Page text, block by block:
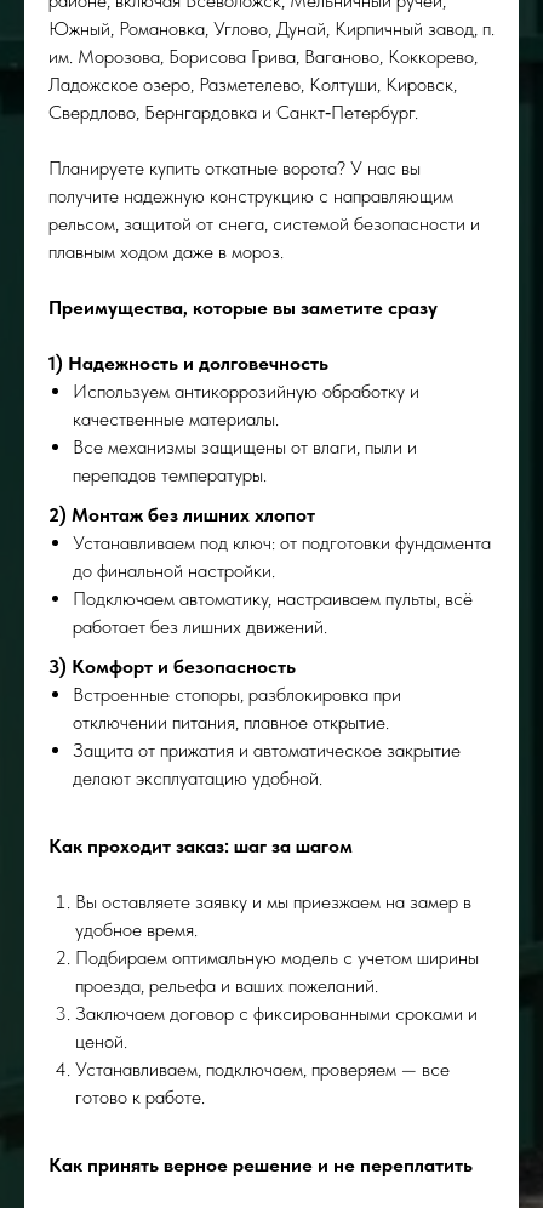
Южный, Романовка, Углово, Дунай, Кирпичный завод, п.
им. Морозова, Борисова Грива, Ваганово, Коккорево,
Ладожское озеро, Разметелево, Колтуши, Кировск,
Свердлово, Бернгардовка и Санкт‑Петербург.
Планируете купить откатные ворота? У нас вы
получите надежную конструкцию с направляющим
рельсом, защитой от снега, системой безопасности и
плавным ходом даже в мороз.
Преимущества, которые вы заметите сразу
1) Надежность и долговечность
Используем антикоррозийную обработку и
качественные материалы.
Все механизмы защищены от влаги, пыли и
перепадов температуры.
2) Монтаж без лишних хлопот
Устанавливаем под ключ: от подготовки фундамента
до финальной настройки.
Подключаем автоматику, настраиваем пульты, всё
работает без лишних движений.
3) Комфорт и безопасность
Встроенные стопоры, разблокировка при
отключении питания, плавное открытие.
Защита от прижатия и автоматическое закрытие
делают эксплуатацию удобной.
Как проходит заказ: шаг за шагом
Вы оставляете заявку и мы приезжаем на замер в
удобное время.
Подбираем оптимальную модель с учетом ширины
проезда, рельефа и ваших пожеланий.
Заключаем договор с фиксированными сроками и
ценой.
Устанавливаем, подключаем, проверяем — все
готово к работе.
Как принять верное решение и не переплатить